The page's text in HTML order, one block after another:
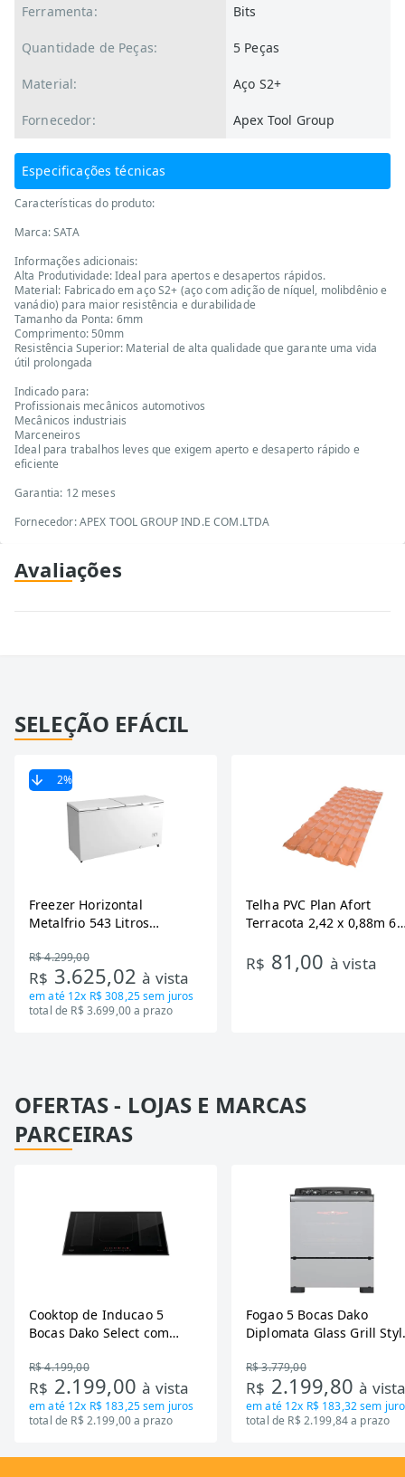
Ferramenta: Bits
Quantidade de Peças: 5 Peças
Material: Aço S2+
Fornecedor: Apex Tool Group
Especificações técnicas
Características do produto:
Marca: SATA
Informações adicionais:
Alta Produtividade: Ideal para apertos e desapertos rápidos.
Material: Fabricado em aço S2+ (aço com adição de níquel, molibdênio e
vanádio) para maior resistência e durabilidade
Tamanho da Ponta: 6mm
Comprimento: 50mm
Resistência Superior: Material de alta qualidade que garante uma vida
útil prolongada
Indicado para:
Profissionais mecânicos automotivos
Mecânicos industriais
Marceneiros
Ideal para trabalhos leves que exigem aperto e desaperto rápido e
eficiente
Garantia: 12 meses
Fornecedor: APEX TOOL GROUP IND.E COM.LTDA
Avaliações
SELEÇÃO EFÁCIL
2%
Freezer Horizontal
Metalfrio 543 Litros
Tecnologia Inverter, Branco,
Bivolt
R$ 4.299,00
R$ 3.625,02à vista
em até 12x R$ 308,25sem juros
total de R$ 3.699,00 a prazo
Telha PVC Plan Afort
Terracota 2,42 x 0,88m 6
R$ 81,00 à vista
OFERTAS - LOJAS E MARCAS
PARCEIRAS
Cooktop de Inducao 5
Bocas Dako Select com
R$ 4.199,00
R$ 2.199,00à vista
em até 12x R$ 183,25sem juros
total de R$ 2.199,00 a prazo
Fogao 5 Bocas Dako
Diplomata Glass Grill
R$ 3.779,00
R$ 2.199,80à
em até 12x R$ 183,32sem
total de R$ 2.199,84 a prazo